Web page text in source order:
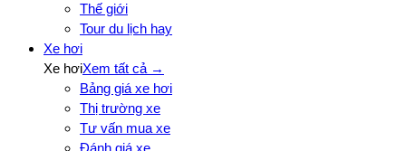
Thế giới
Tour du lịch hay
Xe hơi
Xe hơiXem tất cả →
Bảng giá xe hơi
Thị trường xe
Tư vấn mua xe
Đánh giá xe